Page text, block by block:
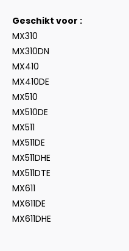
Geschikt voor :
MX310
MX310DN
MX410
MX410DE
MX510
MX510DE
MX511
MX511DE
MX511DHE
MX511DTE
MX611
MX611DE
MX611DHE